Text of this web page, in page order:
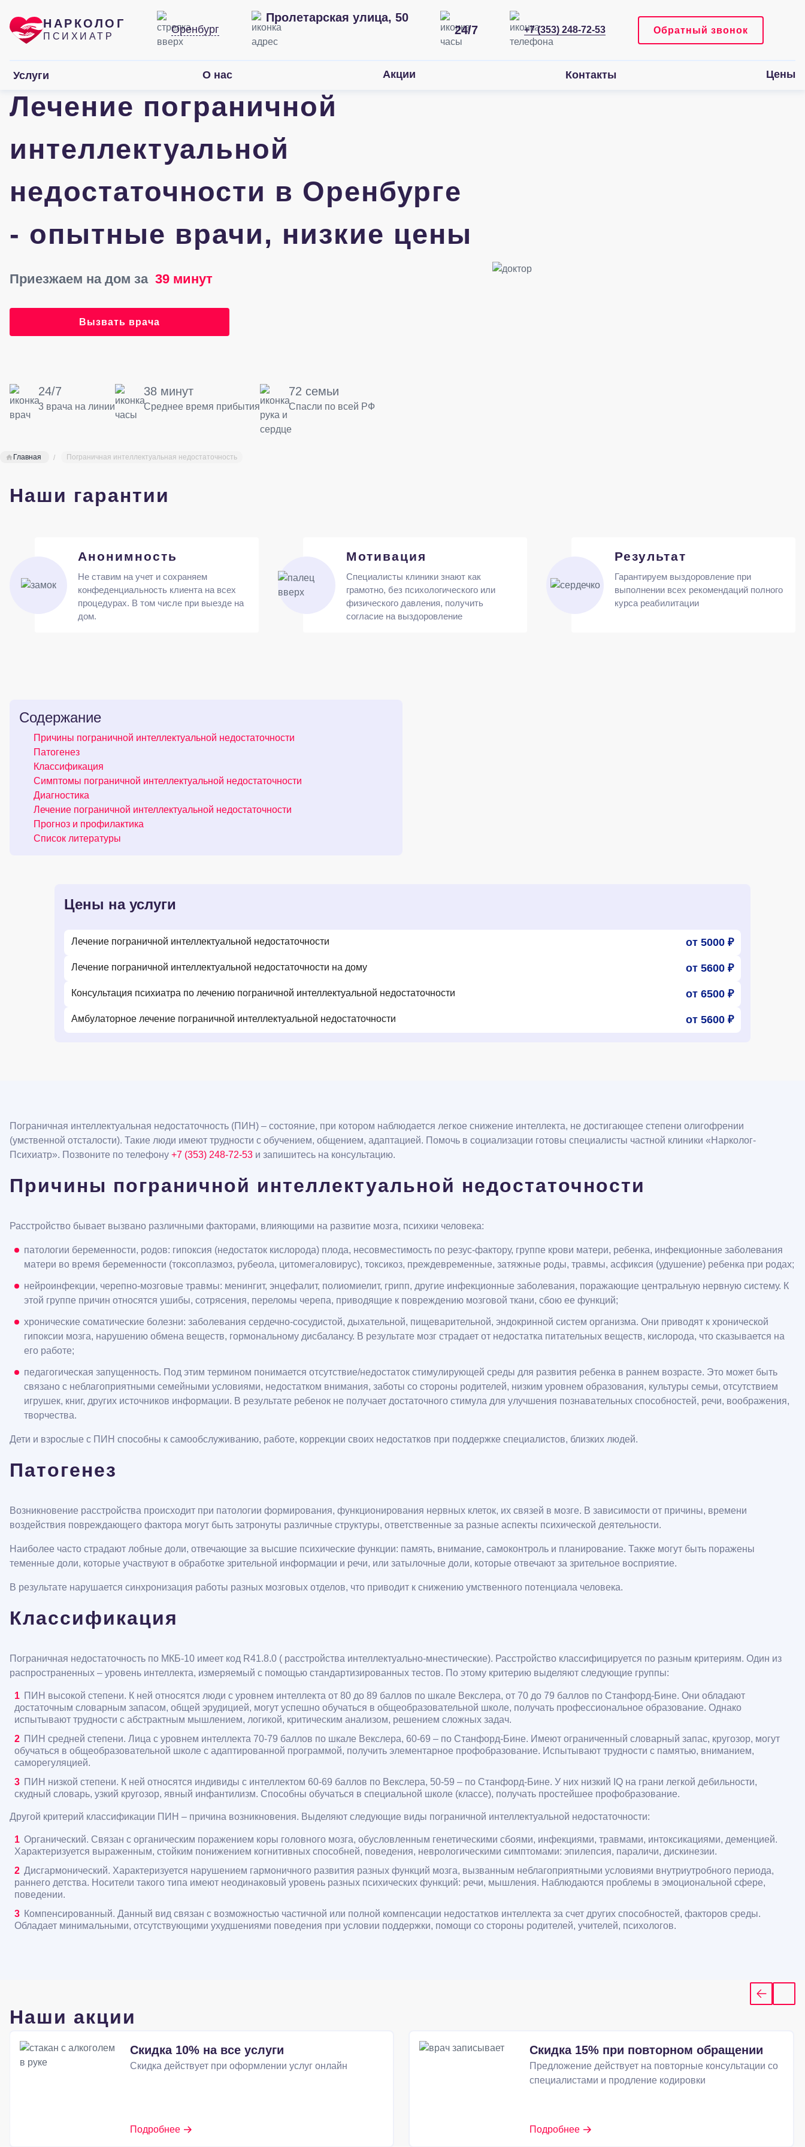
НАРКОЛОГ
ПСИХИАТР
Оренбург
Пролетарская улица, 50
24/7
+7 (353) 248-72-53 Обратный звонок
Услуги О нас Акции Контакты Цены
Лечение пограничной
интеллектуальной
недостаточности в Оренбурге
- опытные врачи, низкие цены
Приезжаем на дом за39 минут
Вызвать врача
24/7
3 врача на линии
38 минут
Среднее время прибытия
72 семьи
Спасли по всей РФ
Главная Пограничная интеллектуальная недостаточность
Наши гарантии
Анонимность
Не ставим на учет и сохраняем
конфеденциальность клиента на всех
процедурах. В том числе при выезде на
дом.
Мотивация
Специалисты клиники знают как
грамотно, без психологического или
физического давления, получить
согласие на выздоровление
Результат
Гарантируем выздоровление при
выполнении всех рекомендаций полного
курса реабилитации
Содержание
Причины пограничной интеллектуальной недостаточности
Патогенез
Классификация
Симптомы пограничной интеллектуальной недостаточности
Диагностика
Лечение пограничной интеллектуальной недостаточности
Прогноз и профилактика
Список литературы
Цены на услуги
Лечение пограничной интеллектуальной недостаточности от 5000 ₽
Лечение пограничной интеллектуальной недостаточности на дому от 5600 ₽
Консультация психиатра по лечению пограничной интеллектуальной недостаточности от 6500 ₽
Амбулаторное лечение пограничной интеллектуальной недостаточности от 5600 ₽
Пограничная интеллектуальная недостаточность (ПИН) – состояние, при котором наблюдается легкое снижение интеллекта, не достигающее степени олигофрении
(умственной отсталости). Такие люди имеют трудности с обучением, общением, адаптацией. Помочь в социализации готовы специалисты частной клиники «Нарколог-
Психиатр». Позвоните по телефону +7 (353) 248-72-53 и запишитесь на консультацию.
Причины пограничной интеллектуальной недостаточности
Расстройство бывает вызвано различными факторами, влияющими на развитие мозга, психики человека:
патологии беременности, родов: гипоксия (недостаток кислорода) плода, несовместимость по резус-фактору, группе крови матери, ребенка, инфекционные заболевания
матери во время беременности (токсоплазмоз, рубеола, цитомегаловирус), токсикоз, преждевременные, затяжные роды, травмы, асфиксия (удушение) ребенка при родах;
нейроинфекции, черепно-мозговые травмы: менингит, энцефалит, полиомиелит, грипп, другие инфекционные заболевания, поражающие центральную нервную систему. К
этой группе причин относятся ушибы, сотрясения, переломы черепа, приводящие к повреждению мозговой ткани, сбою ее функций;
хронические соматические болезни: заболевания сердечно-сосудистой, дыхательной, пищеварительной, эндокринной систем организма. Они приводят к хронической
гипоксии мозга, нарушению обмена веществ, гормональному дисбалансу. В результате мозг страдает от недостатка питательных веществ, кислорода, что сказывается на
его работе;
педагогическая запущенность. Под этим термином понимается отсутствие/недостаток стимулирующей среды для развития ребенка в раннем возрасте. Это может быть
связано с неблагоприятными семейными условиями, недостатком внимания, заботы со стороны родителей, низким уровнем образования, культуры семьи, отсутствием
игрушек, книг, других источников информации. В результате ребенок не получает достаточного стимула для улучшения познавательных способностей, речи, воображения,
творчества.
Дети и взрослые с ПИН способны к самообслуживанию, работе, коррекции своих недостатков при поддержке специалистов, близких людей.
Патогенез
Возникновение расстройства происходит при патологии формирования, функционирования нервных клеток, их связей в мозге. В зависимости от причины, времени
воздействия повреждающего фактора могут быть затронуты различные структуры, ответственные за разные аспекты психической деятельности.
Наиболее часто страдают лобные доли, отвечающие за высшие психические функции: память, внимание, самоконтроль и планирование. Также могут быть поражены
теменные доли, которые участвуют в обработке зрительной информации и речи, или затылочные доли, которые отвечают за зрительное восприятие.
В результате нарушается синхронизация работы разных мозговых отделов, что приводит к снижению умственного потенциала человека.
Классификация
Пограничная недостаточность по МКБ-10 имеет код R41.8.0 ( расстройства интеллектуально-мнестические). Расстройство классифицируется по разным критериям. Один из
распространенных – уровень интеллекта, измеряемый с помощью стандартизированных тестов. По этому критерию выделяют следующие группы:
ПИН высокой степени. К ней относятся люди с уровнем интеллекта от 80 до 89 баллов по шкале Векслера, от 70 до 79 баллов по Станфорд-Бине. Они обладают
достаточным словарным запасом, общей эрудицией, могут успешно обучаться в общеобразовательной школе, получать профессиональное образование. Однако
испытывают трудности с абстрактным мышлением, логикой, критическим анализом, решением сложных задач.
ПИН средней степени. Лица с уровнем интеллекта 70-79 баллов по шкале Векслера, 60-69 – по Станфорд-Бине. Имеют ограниченный словарный запас, кругозор, могут
обучаться в общеобразовательной школе с адаптированной программой, получить элементарное профобразование. Испытывают трудности с памятью, вниманием,
саморегуляцией.
ПИН низкой степени. К ней относятся индивиды с интеллектом 60-69 баллов по Векслера, 50-59 – по Станфорд-Бине. У них низкий IQ на грани легкой дебильности,
скудный словарь, узкий кругозор, явный инфантилизм. Способны обучаться в специальной школе (классе), получать простейшее профобразование.
Другой критерий классификации ПИН – причина возникновения. Выделяют следующие виды пограничной интеллектуальной недостаточности:
Органический. Связан с органическим поражением коры головного мозга, обусловленным генетическими сбоями, инфекциями, травмами, интоксикациями, деменцией.
Характеризуется выраженным, стойким понижением когнитивных способней, поведения, неврологическими симптомами: эпилепсия, параличи, дискинезии.
Дисгармонический. Характеризуется нарушением гармоничного развития разных функций мозга, вызванным неблагоприятными условиями внутриутробного периода,
раннего детства. Носители такого типа имеют неодинаковый уровень разных психических функций: речи, мышления. Наблюдаются проблемы в эмоциональной сфере,
поведении.
Компенсированный. Данный вид связан с возможностью частичной или полной компенсации недостатков интеллекта за счет других способностей, факторов среды.
Обладает минимальными, отсутствующими ухудшениями поведения при условии поддержки, помощи со стороны родителей, учителей, психологов.
Наши акции
Скидка 10% на все услуги
Скидка действует при оформлении услуг онлайн
Подробнее
Скидка 15% при повторном обращении
Предложение действует на повторные консультации со
специалистами и продление кодировки
Подробнее